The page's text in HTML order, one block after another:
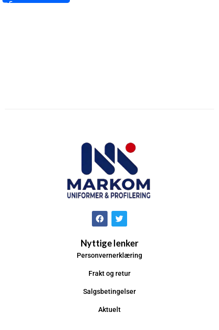
Nyttige lenker
Personvernerklæring
Frakt og retur
Salgsbetingelser
Aktuelt